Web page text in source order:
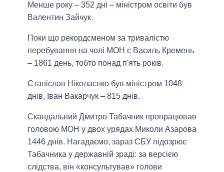
Менше року – 352 дні – міністром освіти був
Валентин Зайчук.
Поки що рекордсменом за тривалістю
перебування на чолі МОН є Василь Кремень
– 1861 день, тобто понад п'ять років.
Станіслав Ніколаєнко був міністром 1048
днів, Іван Вакарчук – 815 днів.
Скандальний Дмитро Табачник пропрацював
головою МОН у двох урядах Миколи Азарова
1446 днів. Нагадаємо, зараз СБУ підозрює
Табачника у державній зраді: за версією
слідства, він «консультував» голови